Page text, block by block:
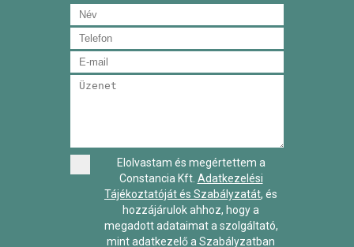
Elolvastam és megértettem a
Constancia Kft. Adatkezelési
Tájékoztatóját és Szabályzatát, és
hozzájárulok ahhoz, hogy a
megadott adataimat a szolgáltató,
mint adatkezelő a Szabályzatban